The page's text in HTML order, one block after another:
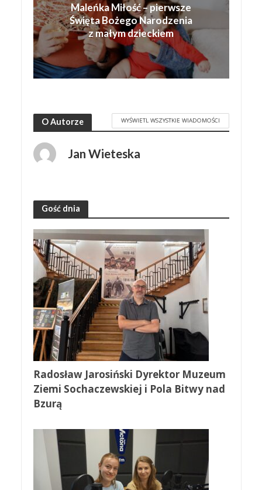
Maleńka Miłość – pierwsze
Święta Bożego Narodzenia
z małym dzieckiem
O Autorze WYŚWIETL WSZYSTKIE WIADOMOŚCI
Jan Wieteska
Gość dnia
Radosław Jarosiński Dyrektor Muzeum
Ziemi Sochaczewskiej i Pola Bitwy nad
Bzurą